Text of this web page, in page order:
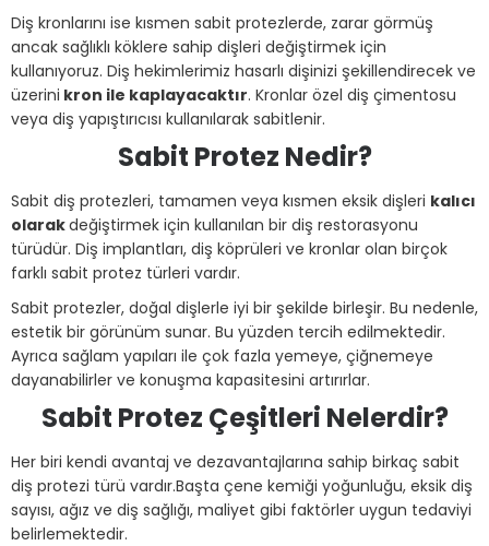
Diş kronlarını ise kısmen sabit protezlerde, zarar görmüş
ancak sağlıklı köklere sahip dişleri değiştirmek için
kullanıyoruz. Diş hekimlerimiz hasarlı dişinizi şekillendirecek ve
üzerini kron ile kaplayacaktır. Kronlar özel diş çimentosu
veya diş yapıştırıcısı kullanılarak sabitlenir.
Sabit Protez Nedir?
Sabit diş protezleri, tamamen veya kısmen eksik dişleri kalıcı
olarakdeğiştirmek için kullanılan bir diş restorasyonu
türüdür. Diş implantları, diş köprüleri ve kronlar olan birçok
farklı sabit protez türleri vardır.
Sabit protezler, doğal dişlerle iyi bir şekilde birleşir. Bu nedenle,
estetik bir görünüm sunar. Bu yüzden tercih edilmektedir.
Ayrıca sağlam yapıları ile çok fazla yemeye, çiğnemeye
dayanabilirler ve konuşma kapasitesini artırırlar.
Sabit Protez Çeşitleri Nelerdir?
Her biri kendi avantaj ve dezavantajlarına sahip birkaç sabit
diş protezi türü vardır.Başta çene kemiği yoğunluğu, eksik diş
sayısı, ağız ve diş sağlığı, maliyet gibi faktörler uygun tedaviyi
belirlemektedir.